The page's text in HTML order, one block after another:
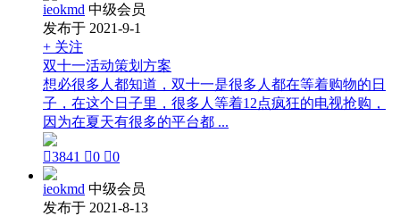
ieokmd 中级会员
发布于 2021-9-1
+ 关注
双十一活动策划方案
想必很多人都知道，双十一是很多人都在等着购物的日
子，在这个日子里，很多人等着12点疯狂的电视抢购，
因为在夏天有很多的平台都 ...
3841 0 0
ieokmd 中级会员
发布于 2021-8-13